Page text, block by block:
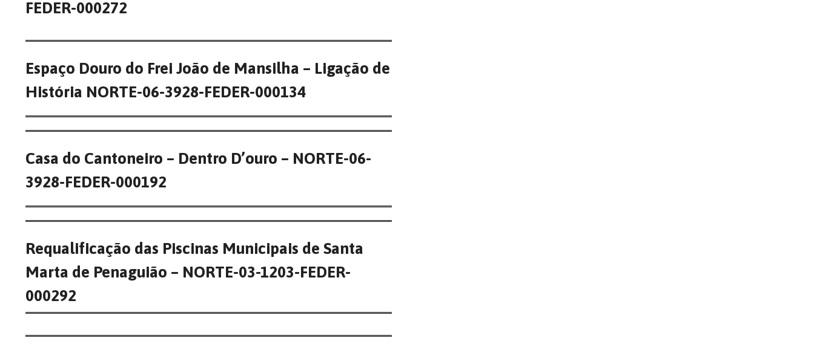
FEDER-000272
Espaço Douro do Frei João de Mansilha – Ligação de
História NORTE-06-3928-FEDER-000134
Casa do Cantoneiro – Dentro D’ouro – NORTE-06-
3928-FEDER-000192
Requalificação das Piscinas Municipais de Santa
Marta de Penaguião – NORTE-03-1203-FEDER-
000292